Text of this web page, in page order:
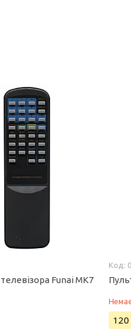
Funai MK7
120